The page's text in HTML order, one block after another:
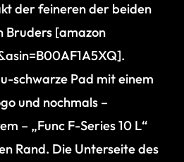
der feineren der beiden
Bruders [amazon
schwarze Pad mit einem
und nochmals –
– „Func F-Series 10 L“
Rand. Die Unterseite des